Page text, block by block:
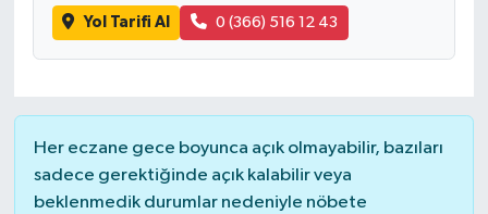
Yol Tarifi Al 0 (366) 516 12 43
Her eczane gece boyunca açık olmayabilir, bazıları
sadece gerektiğinde açık kalabilir veya
beklenmedik durumlar nedeniyle nöbete